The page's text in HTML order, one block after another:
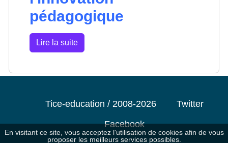
pédagogique
Lire la suite
Tice-education / 2008-2026
Twitter
Facebook
En visitant ce site, vous acceptez l'utilisation de cookies afin de vous
proposer les meilleurs services possibles.